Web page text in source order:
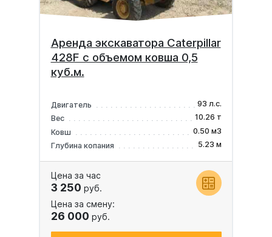
Аренда экскаватора Caterpillar
428F с объемом ковша 0,5
куб.м.
Двигатель
93 л.с.
Вес
10.26 т
Ковш
0.50 м3
Глубина копания
5.23 м
Цена за час
3 250 руб.
Цена за смену:
26 000 руб.